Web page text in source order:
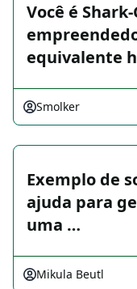
Você é
equivalente
Smolker
Exemplo de
ajuda para
uma …
Mikula Beutl